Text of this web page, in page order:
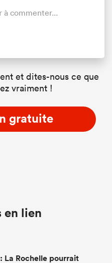
à commenter...
et dites-nous ce que
vraiment !
gratuite
lien
La Rochelle pourrait